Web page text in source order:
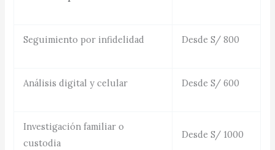
Seguimiento por infidelidad Desde S/ 800
Análisis digital y celular Desde S/ 600
Investigación familiar o
custodia
Desde S/ 1000